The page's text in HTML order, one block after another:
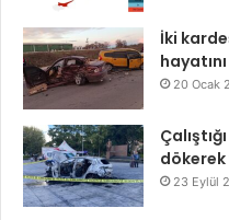
İki
20 Ocak
dökerek
23 Eylül